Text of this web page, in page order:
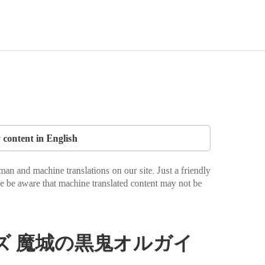
content in English
and machine translations on our site. Just a friendly
aware that machine translated content may not be
魔城の黒鬼オルガイ